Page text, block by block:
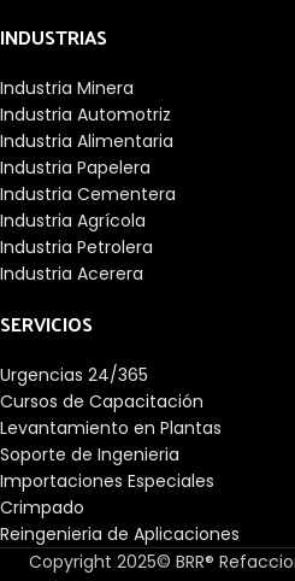
INDUSTRIAS
Industria Minera
Industria Automotriz
Industria Alimentaria
Industria Papelera
Industria Cementera
Industria Agrícola
Industria Petrolera
Industria Acerera
SERVICIOS
Urgencias 24/365
Cursos de Capacitación
Levantamiento en Plantas
Soporte de Ingenieria
Importaciones Especiales
Crimpado
Reingenieria de Aplicaciones
Copyright 2025© BRR®